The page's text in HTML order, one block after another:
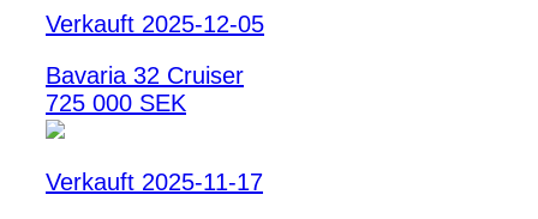
Verkauft 2025-12-05
Bavaria 32 Cruiser
725 000 SEK
Verkauft 2025-11-17